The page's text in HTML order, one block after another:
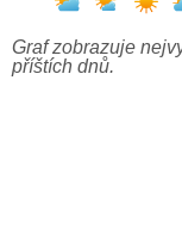
Graf zobrazuje
příštích dnů.